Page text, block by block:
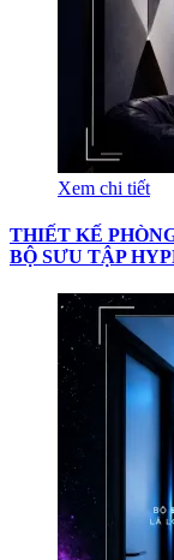
Xem chi tiết
THIẾT KẾ
BỘ SƯU TẬP